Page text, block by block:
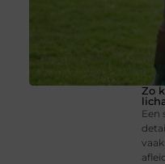
Zo
Een